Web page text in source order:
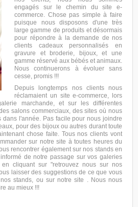
engagés sur le chemin du site e-
commerce. Chose pas simple à faire
puisque nous disposons d'une très
large gamme de produits et désormais
pour répondre à la demande de nos
clients cadeaux personnalisés en
gravure et broderie, bijoux, et une
gamme réservé aux bébés et animaux.
Nous continuerons à évoluer sans
cesse, promis !!!
Depuis longtemps nos clients nous
réclamaient un site e-commerce, lors
marchande, et sur les différentes
salons commerciaux, des sites où nous
dans l'année. Pas facile pour nous joindre
pour des bijoux ou autres durant toute
chose faite. Tous nos clients vont
sur notre site à toutes heures du
rencontrer également sur nos stands en
de notre passage sur vos galeries
cliquant sur "retrouvez nous sur nos
laisser des suggestions de ce que vous
stands, ou sur notre site . Nous nous
au mieux !!!